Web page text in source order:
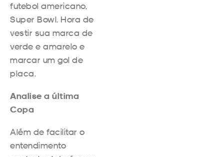
futebol americano,
Super Bowl. Hora de
vestir sua marca de
verde e amarelo e
marcar um gol de
placa.
Analise a última
Copa
Além de facilitar o
entendimento